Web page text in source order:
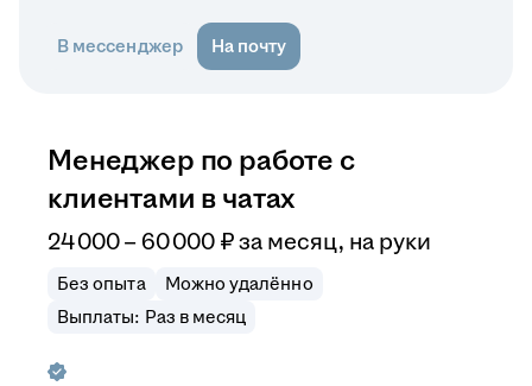
В мессенджер На почту
Менеджер по работе с
клиентами в чатах
24 000–60 000 ₽ за месяц, на руки
Без опыта
Можно удалённо
Выплаты: Раз в месяц